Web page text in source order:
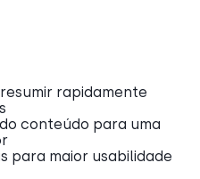
rapidamente
conteúdo para uma
para maior usabilidade